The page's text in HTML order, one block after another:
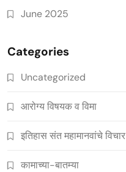
June 2025
Categories
Uncategorized
आरोग्य विषयक व विमा
इतिहास संत महामानवांचे विचार
कामाच्या-बातम्या